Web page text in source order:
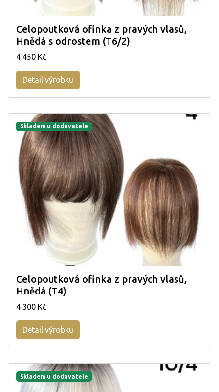
Celopoutková ofinka z pravých vlasů,
Hnědá s odrostem (T6/2)
4 450 Kč
Detail výrobku
Skladem u dodavatele
Celopoutková ofinka z pravých vlasů,
Hnědá (T4)
4 300 Kč
Detail výrobku
Skladem u dodavatele